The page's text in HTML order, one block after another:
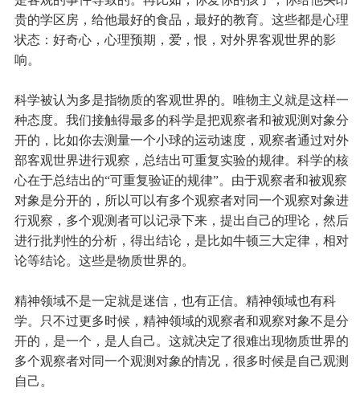
贵的学区房，给他最好的食品，最好的教育。这些都是心理
状态：好奇心，心理预期，爱，恨，对外界客观世界的影
响。
科学被认为多是指物质的客观世界的。唯物主义就是这样一
种态度。我们接触得最多的科学是把观察者和被观测对象分
开的，比如你去测量一个小球的运动速度，观察者通过对外
部客观世界进行观察，总结出可重复实验的规律。科学的核
心在于总结出的“可重复验证的规律”。由于观察者和被观察
对象是分开的，所以可以有多个观察者对同一个观察对象进
行观察，多个观测者可以记录下来，提出自己的理论，然后
进行批判性的分析，得出结论，是比如牛顿三大定律，相对
论等结论。这些是物质世界的。
精神领域不是一定就是迷信，也有正信。精神领域也有科
学。只不过更多时候，精神领域的观察者和观察对象不是分
开的，是一个，是人自己。这就决定了很难出现物质世界的
多个观察者对同一个观测对象的情况，很多时候是自己观测
自己。